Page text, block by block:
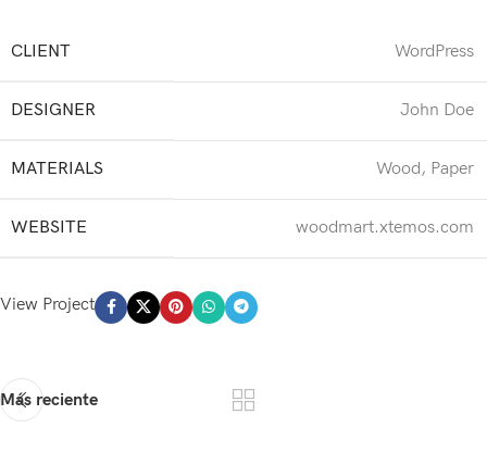
CLIENT WordPress
DESIGNER John Doe
MATERIALS Wood, Paper
WEBSITE woodmart.xtemos.com
View Project
Más reciente